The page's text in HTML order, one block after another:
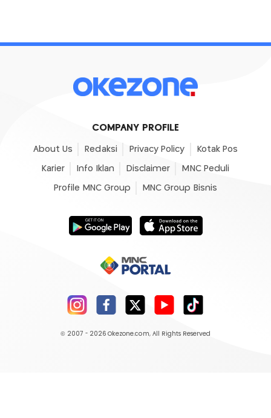
COMPANY PROFILE
About Us Redaksi Privacy Policy Kotak Pos
Karier Info Iklan Disclaimer MNC Peduli
Profile MNC Group MNC Group Bisnis
© 2007 - 2026 Okezone.com, All Rights Reserved